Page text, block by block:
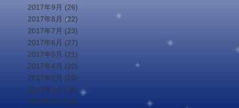
2017年9月 (26)
2017年8月 (22)
2017年7月 (23)
2017年6月 (27)
2017年5月 (21)
2017年4月 (20)
2017年3月 (20)
2017年2月 (18)
2017年1月 (16)